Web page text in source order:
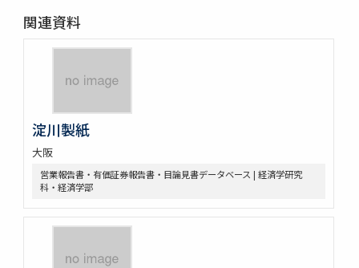
関連資料
淀川製紙
大阪
営業報告書・有価証券報告書・目論見書データベース | 経済学研究
科・経済学部